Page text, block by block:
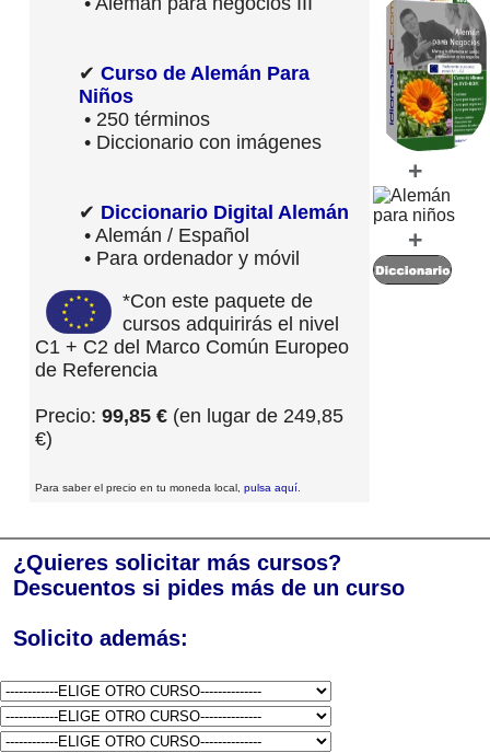
✔ Curso de Alemán Para
Niños
• 250 términos
• Diccionario con imágenes
✔ Diccionario Digital Alemán
• Alemán / Español
• Para ordenador y móvil
*Con este paquete de
cursos adquirirás el nivel
C1 + C2 del Marco Común Europeo
de Referencia
Precio: 99,85 € (en lugar de 249,85
€)
Para saber el precio en tu moneda local, pulsa aquí.
+
+
¿Quieres solicitar más cursos?
Descuentos si pides más de un curso
Solicito además: